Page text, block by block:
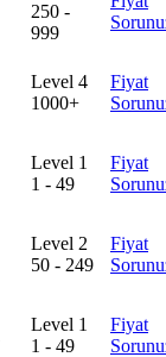
250 -
999
Level 4
1000+
Fiyat
Level 1
1 - 49
Fiyat
Level 2
50 - 249
Fiyat
Level 1
1 - 49
Fiyat